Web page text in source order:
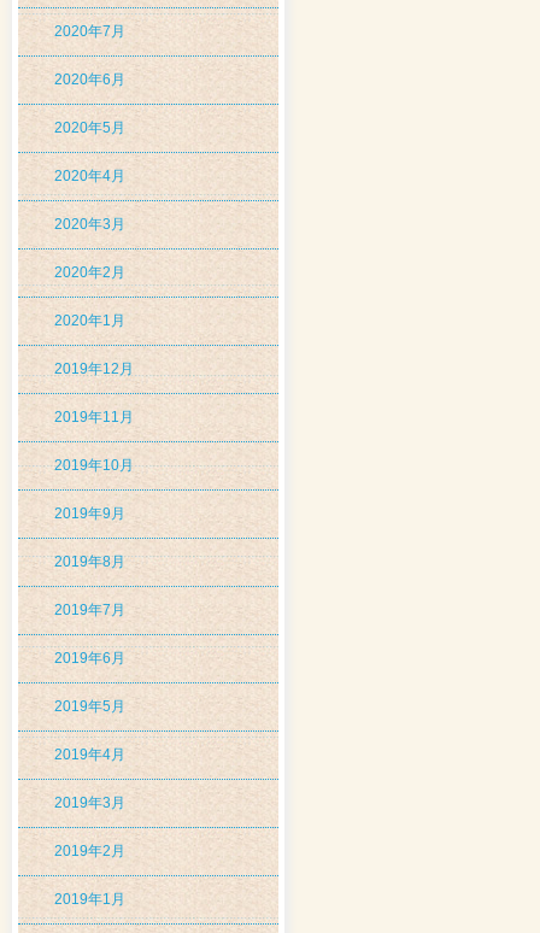
2020年7月
2020年6月
2020年5月
2020年4月
2020年3月
2020年2月
2020年1月
2019年12月
2019年11月
2019年10月
2019年9月
2019年8月
2019年7月
2019年6月
2019年5月
2019年4月
2019年3月
2019年2月
2019年1月